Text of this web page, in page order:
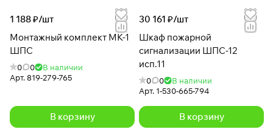
1 188 ₽/шт
Монтажный комплект МК-1
ШПС
0 0
В наличии
Арт.819-279-765
В корзину
30 161 ₽/шт
Шкаф пожарной
сигнализации ШПС-12
исп.11
0 0
В наличии
Арт. 1-530-665-794
В корзину